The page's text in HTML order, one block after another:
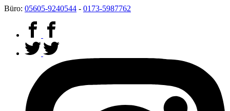
Büro: 05605-9240544 - 0173-5987762
mehr dazu